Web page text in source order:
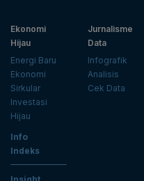
Ekonomi
Hijau
Energi Baru
Ekonomi
Sirkular
Investasi
Hijau
Jurnalisme
Data
Infografik
Analisis
Cek Data
Info
Indeks